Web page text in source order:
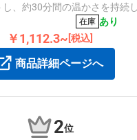
、約30分間の温かさを持続
エステル製です。在庫 あり
￥1,112.3~ [税込]
商品詳細ページへ
2位